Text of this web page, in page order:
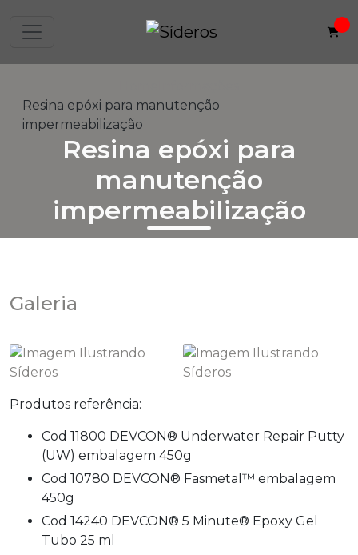
Resina epóxi para manutenção
impermeabilização
Resina epóxi para
manutenção
impermeabilização
Galeria
Produtos referência:
Cod 11800 DEVCON® Underwater Repair Putty
(UW) embalagem 450g
Cod 10780 DEVCON® Fasmetal™ embalagem
450g
Cod 14240 DEVCON® 5 Minute® Epoxy Gel
Tubo 25 ml